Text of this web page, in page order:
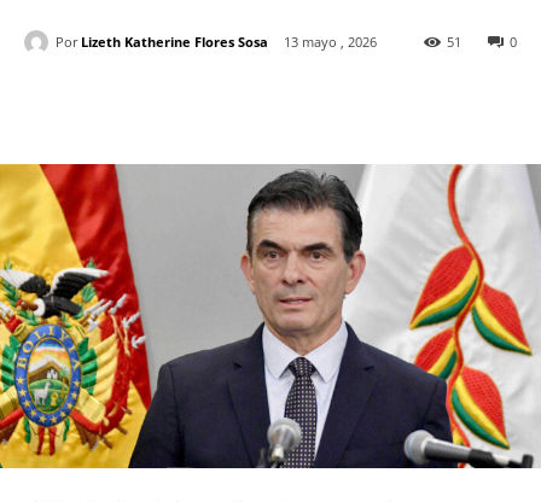
Por Lizeth Katherine Flores Sosa 13 mayo , 2026 0
51